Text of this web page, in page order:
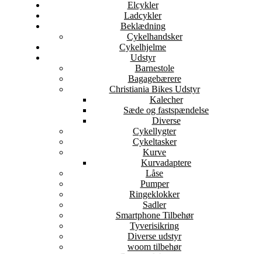
Elcykler
Ladcykler
Beklædning
Cykelhandsker
Cykelhjelme
Udstyr
Barnestole
Bagagebærere
Christiania Bikes Udstyr
Kalecher
Sæde og fastspændelse
Diverse
Cykellygter
Cykeltasker
Kurve
Kurvadaptere
Låse
Pumper
Ringeklokker
Sadler
Smartphone Tilbehør
Tyverisikring
Diverse udstyr
woom tilbehør